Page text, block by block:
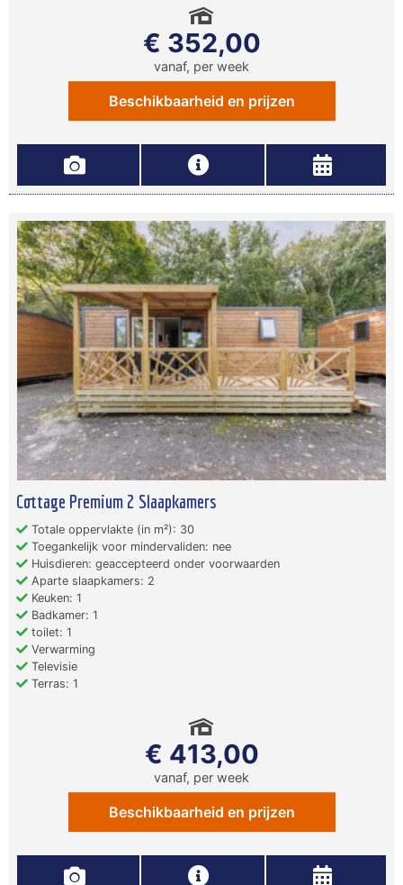
€ 352,00
vanaf, per week
Beschikbaarheid en prijzen
Cottage Premium 2 Slaapkamers
Totale oppervlakte (in m²): 30
Toegankelijk voor mindervaliden: nee
Huisdieren: geaccepteerd onder voorwaarden
Aparte slaapkamers: 2
Keuken: 1
Badkamer: 1
toilet: 1
Verwarming
Televisie
Terras: 1
€ 413,00
vanaf, per week
Beschikbaarheid en prijzen